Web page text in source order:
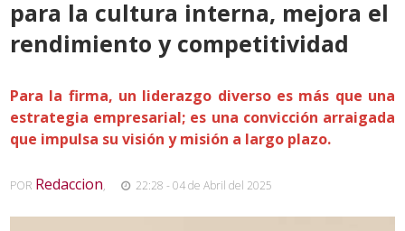
para la cultura interna, mejora el
rendimiento y competitividad
Para la firma, un liderazgo diverso es más que una
estrategia empresarial; es una convicción arraigada
que impulsa su visión y misión a largo plazo.
POR Redaccion, 22:28 - 04 de Abril del 2025